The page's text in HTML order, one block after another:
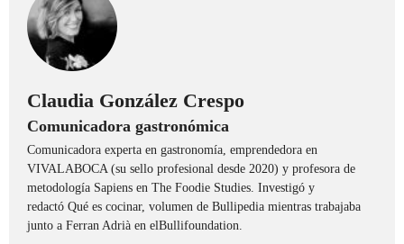
DESPENSA
BARRAS Y ESTRELLAS
DÓNDE COMER
ÍDOLOS DE MESAS
CUADERNO DE VIAJE
TRADICIÓN
MENÚ DEL DÍA
Claudia González Crespo
Comunicadora gastronómica
Comunicadora experta en gastronomía, emprendedora en
VIVALABOCA (su sello profesional desde 2020) y profesora de
metodología Sapiens en The Foodie Studies. Investigó y
redactó Qué es cocinar, volumen de Bullipedia mientras trabajaba
junto a Ferran Adrià en elBullifoundation.